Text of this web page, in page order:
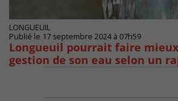
LONGUEUIL
Publié le 17 septembre 2024 à 07h59
Longueuil pourrait faire
gestion de son eau selon un